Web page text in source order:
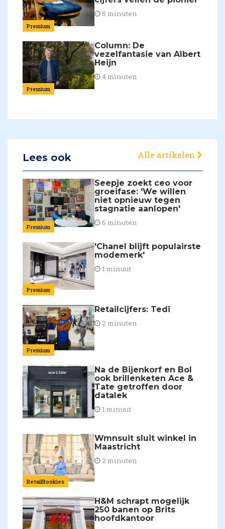
Premium
5 minuten
Premium
Column: De
vezelfantasie van Albert
Heijn
4 minuten
Lees ook Alle artikelen
Premium
Seepje zoekt ceo voor
groeifase: 'We willen
niet opnieuw tegen
stagnatie aanlopen'
6 minuten
Premium
'Chanel blijft populairste
modemerk'
1 minuut
Premium
Retailcijfers: Tedi
2 minuten
Na de Bijenkorf en Bol
ook brillenketen Ace &
Tate getroffen door
datalek
1 minuut
RetailRookies
Wmnsuit sluit winkel in
Maastricht
2 minuten
H&M schrapt mogelijk
250 banen op Brits
hoofdkantoor